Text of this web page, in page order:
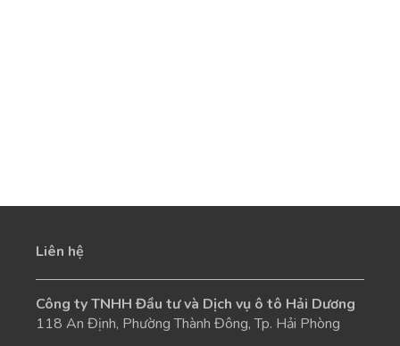
Liên hệ
Công ty TNHH Đầu tư và Dịch vụ ô tô Hải Dương
118 An Định, Phường Thành Đông, Tp. Hải Phòng